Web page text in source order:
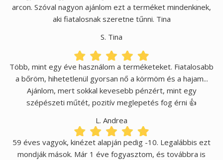
arcon. Szóval nagyon ajánlom ezt a terméket mindenkinek,
aki fiatalosnak szeretne tűnni. Tina
S. Tina
Több, mint egy éve használom a terméketeket. Fiatalosabb
a bőröm, hihetetlenül gyorsan nő a körmöm és a hajam...
Ajánlom, mert sokkal kevesebb pénzért, mint egy
szépészeti műtét, pozitív meglepetés fog érni 👍
L. Andrea
59 éves vagyok, kinézet alapján pedig -10. Legalábbis ezt
mondják mások. Már 1 éve fogyasztom, és továbbra is